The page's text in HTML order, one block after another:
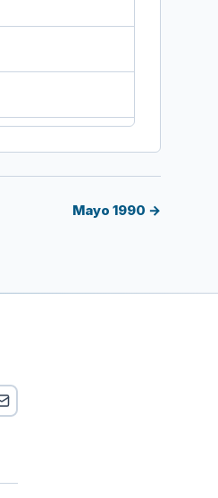
Mayo 1990 →